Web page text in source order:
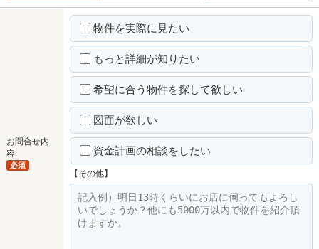
お問合せ内
容
必須
物件を実際に見たい
もっと詳細が知りたい
希望に合う物件を探して欲しい
図面が欲しい
資金計画の相談をしたい
【その他】